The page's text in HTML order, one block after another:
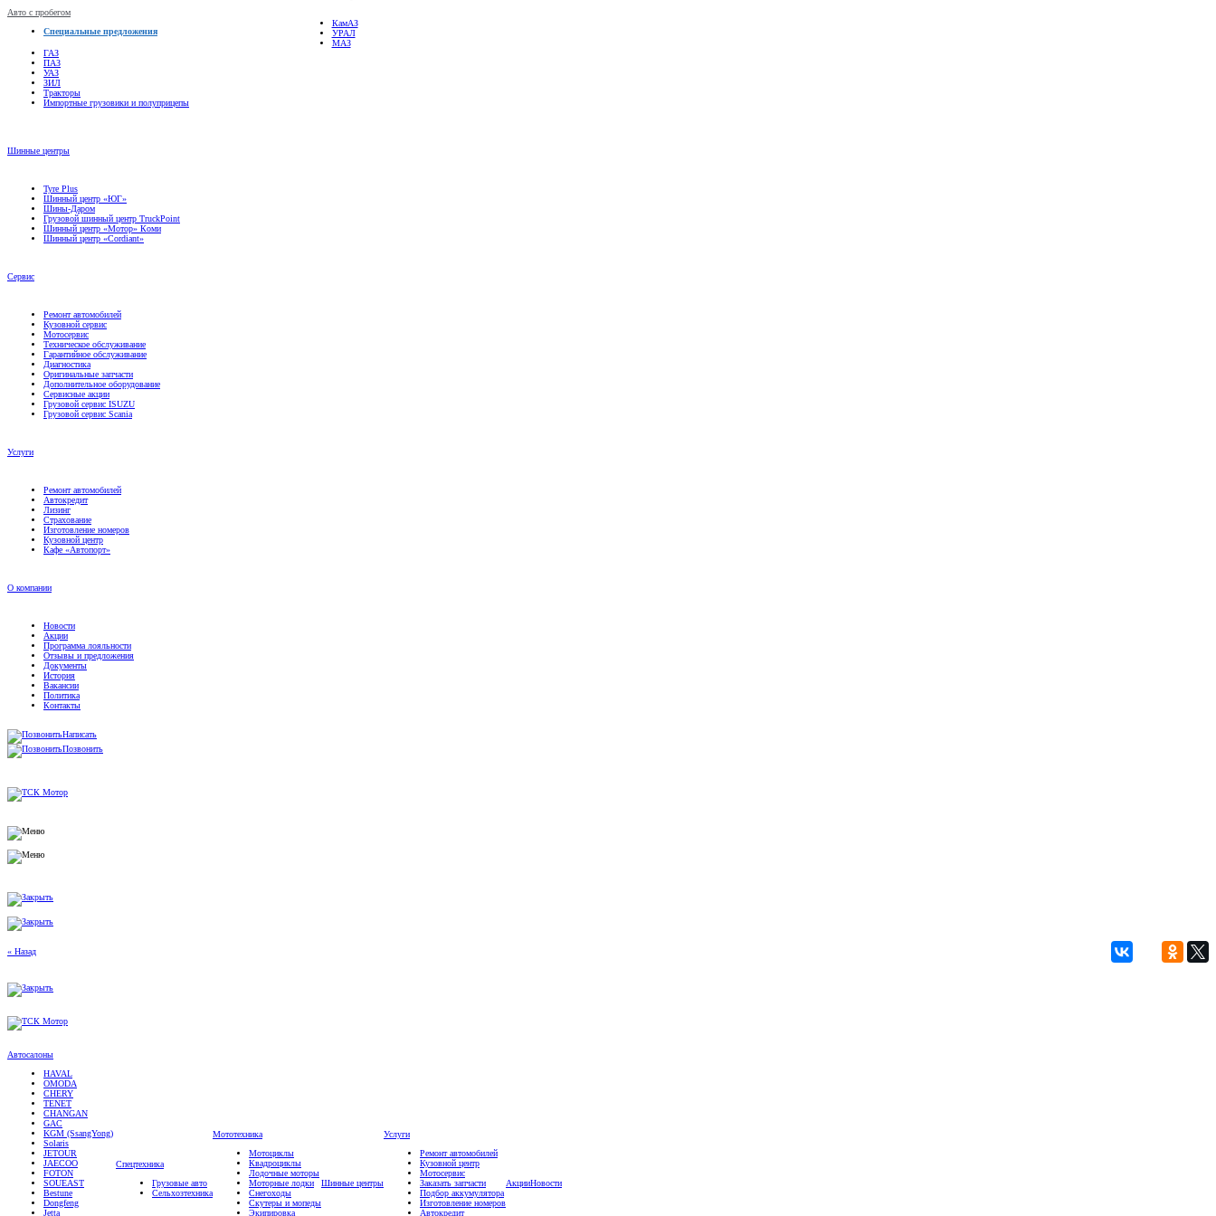
Авто с пробегом
Специальные предложения
КамАЗ
УРАЛ
МАЗ
ГАЗ
ПАЗ
УАЗ
ЗИЛ
Тракторы
Импортные грузовики и полуприцепы
Шинные центры
Tyre Plus
Шинный центр «ЮГ»
Шины-Даром
Грузовой шинный центр TruckPoint
Шинный центр «Мотор» Коми
Шинный центр «Cordiant»
Сервис
Ремонт автомобилей
Кузовной сервис
Мотосервис
Техническое обслуживание
Гарантийное обслуживание
Диагностика
Оригинальные запчасти
Дополнительное оборудование
Сервисные акции
Грузовой сервис ISUZU
Грузовой сервис Scania
Услуги
Ремонт автомобилей
Автокредит
Лизинг
Страхование
Изготовление номеров
Кузовной центр
Кафе «Автопорт»
О компании
Новости
Акции
Программа лояльности
Отзывы и предложения
Документы
История
Вакансии
Политика
Контакты
Написать
Позвонить
« Назад
Автосалоны
HAVAL
OMODA
CHERY
TENET
CHANGAN
GAC
KGM (SsangYong)
Solaris
JETOUR
JAECOO
FOTON
SOUEAST
Bestune
Dongfeng
Jetta
Спецтехника
Грузовые авто
Сельхозтехника
Мототехника
Мотоциклы
Квадроциклы
Лодочные моторы
Моторные лодки
Снегоходы
Скутеры и мопеды
Экипировка
Шинные центры
Услуги
Ремонт автомобилей
Кузовной центр
Мотосервис
Заказать запчасти
Подбор аккумулятора
Изготовление номеров
Автокредит
АкцииНовости